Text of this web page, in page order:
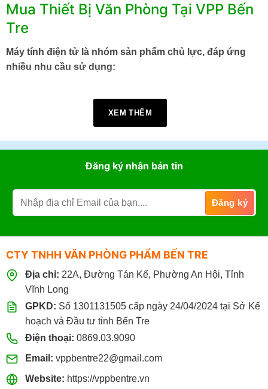
Mua Thiết Bị Văn Phòng Tại VPP Bến
Tre
Máy tính điện tử là nhóm sản phẩm chủ lực, đáp ứng
nhiều nhu cầu sử dụng:
Máy tính kế toán 12-16 số cho dân văn phòng, kế toán,
Máy tính khoa học/đồ họa cho khối kỹ thuật.
đều có mặt với mức giá từ vài chục nghìn đến hơn 1 triệu
đồng.
Máy hủy giấy, tài liệu Bingophù hợp cho văn phòng, công
ty cần bảo mật thông tin. Với nhiều dung tích thùng chứa
thẻ CD, thẻ nhựa.
Pin các loại (pin tiểu AA, pin đũa AAA, pin cúc 3V, pin
vuông 9V) từ các thương hiệu uy tín. Như Eveready, GP,
Panasonic, Maxell, dùng cho remote, đồng hồ, máy tính bỏ
túi, thiết bị văn phòng nhỏ gọn.
Khách hàng có thể mua trực tiếp tại cửa hàng: Số 22A
XEM THÊM
Đăng ký nhận bản tin
CTY TNHH VĂN PHÒNG PHẨM BẾN TRE
Địa chỉ: 22A, Đường Tán Kế, Phường An Hội, Tỉnh
Vĩnh Long
GPKD: Số 1301131505 cấp ngày 24/04/2024 tại Sở Kế
hoạch và Đầu tư tỉnh Bến Tre
Điện thoại: 0869.03.9090
Email: vppbentre22@gmail.com
Website: https://vppbentre.vn